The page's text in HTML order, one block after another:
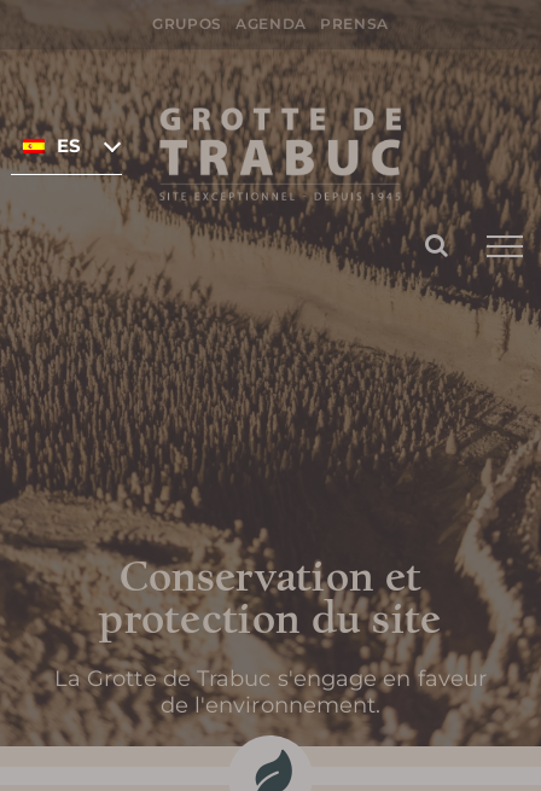
Skip
to
content
GRUPOS AGENDA PRENSA
Search
for:
ESPAÑOL
Conservation et
protection du site
La Grotte de Trabuc s'engage en faveur
de l'environnement.